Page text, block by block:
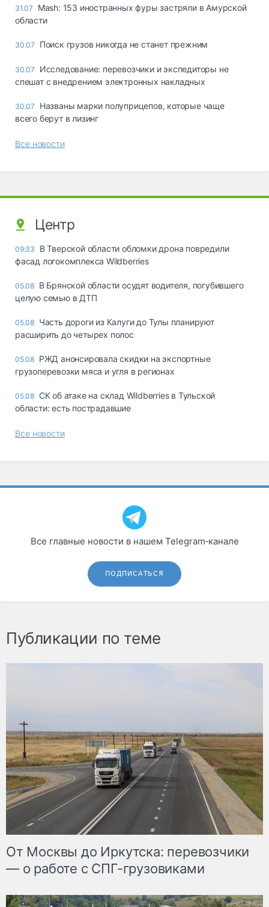
31.07
Mash: 153 иностранных фуры застряли в Амурской
области
30.07 Поиск грузов никогда не станет прежним
30.07
Исследование: перевозчики и экспедиторы не
спешат с внедрением электронных накладных
30.07
Названы марки полуприцепов, которые чаще
всего берут в лизинг
Все новости
Центр
09:33
В Тверской области обломки дрона повредили
фасад логокомплекса Wildberries
05.08 В Брянской области осудят водителя, погубившего
целую семью в ДТП
05.08 Часть дороги из Калуги до Тулы планируют
расширить до четырех полос
05.08 РЖД анонсировала скидки на экспортные
грузоперевозки мяса и угля в регионах
05.08 СК об атаке на склад Wildberries в Тульской
области: есть пострадавшие
Все новости
Все главные новости в нашем Telegram‑канале
ПОДПИСАТЬСЯ
Публикации по теме
От Москвы до Иркутска: перевозчики
— о работе с СПГ-грузовиками